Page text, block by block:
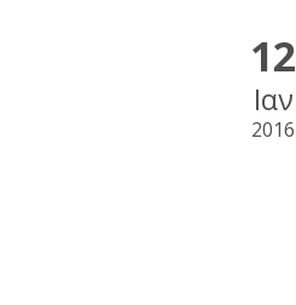
12
Ιαν
2016